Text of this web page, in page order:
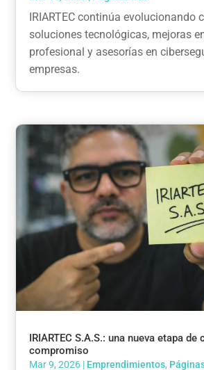
IRIARTEC continúa evolucionando
soluciones tecnológicas, mejoras
profesional y asesorías en
empresas.
IRIARTEC S.A.S.: una nueva etapa
compromiso
Mar 9, 2026 | Emprendimientos,